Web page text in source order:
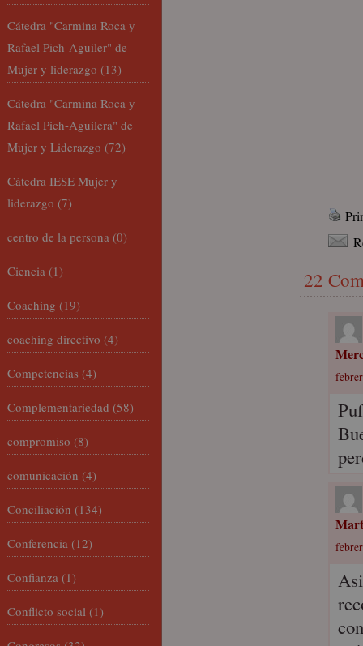
22
Cátedra "Carmina Roca y
Rafael Pich-Aguiler" de
Mujer y liderazgo (13)
Cátedra "Carmina Roca y
Rafael Pich-Aguilera" de
Mujer y Liderazgo (72)
Cátedra IESE Mujer y
liderazgo (7)
centro de la persona (0)
Ciencia (1)
Coaching (19)
coaching directivo (4)
Competencias (4)
Complementariedad (58)
compromiso (8)
comunicación (4)
Conciliación (134)
Conferencia (12)
Confianza (1)
Conflicto social (1)